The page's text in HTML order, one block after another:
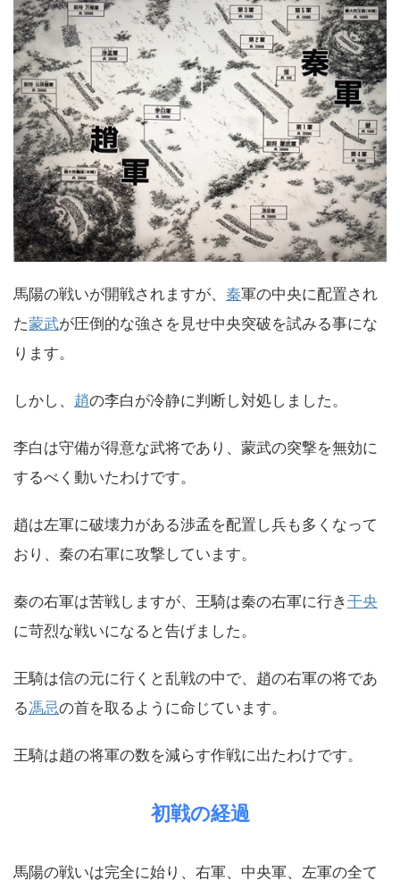
馬陽の戦いが開戦されますが、 秦軍の中央に配置され
た蒙武が圧倒的な強さを見せ中央突破を試みる事にな
ります。
しかし、 趙の李白が冷静に判断し対処しました。
李白は守備が得意な武将であり、蒙武の突撃を無効に
するべく動いたわけです。
趙は左軍に破壊力がある渉孟を配置し兵も多くなって
おり、秦の右軍に攻撃しています。
秦の右軍は苦戦しますが、王騎は秦の右軍に行き干央
に苛烈な戦いになると告げました。
王騎は信の元に行くと乱戦の中で、趙の右軍の将であ
る馮忌の首を取るように命じています。
王騎は趙の将軍の数を減らす作戦に出たわけです。
初戦の経過
馬陽の戦いは完全に始り、右軍、中央軍、左軍の全て